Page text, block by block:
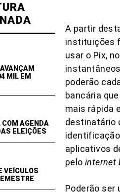
MIL EM
COM AGENDA
ELEIÇÕES
VEÍCULOS
A partir
instituições
usar o Pix,
poderão
bancária
mais rápida
destinatário
aplicativos
pelo internet
Poderão ser